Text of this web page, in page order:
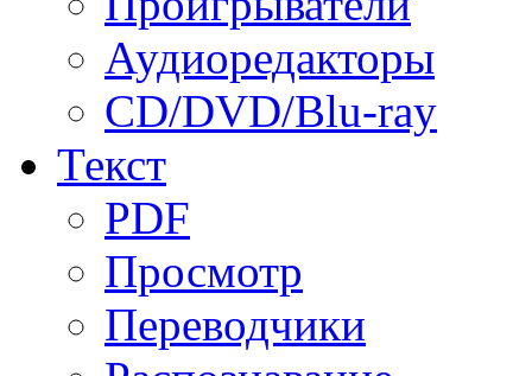
Аудиоредакторы
CD/DVD/Blu-ray
Текст
PDF
Просмотр
Переводчики